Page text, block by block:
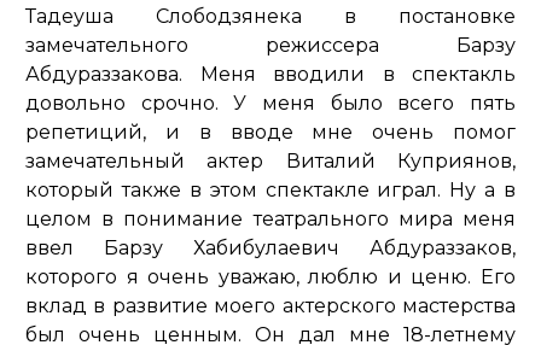
Тадеуша Слободзянека в постановке
замечательного режиссера Барзу
Абдураззакова. Меня вводили в спектакль
довольно срочно. У меня было всего пять
репетиций, и в вводе мне очень помог
замечательный актер Виталий Куприянов,
который также в этом спектакле играл. Ну а в
целом в понимание театрального мира меня
ввел Барзу Хабибулаевич Абдураззаков,
которого я очень уважаю, люблю и ценю. Его
вклад в развитие моего актерского мастерства
был очень ценным. Он дал мне 18-летнему